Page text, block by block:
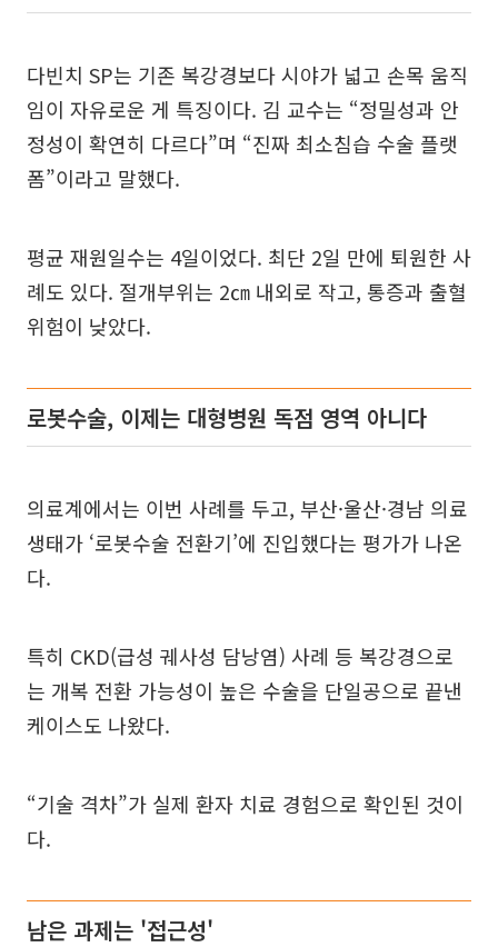
다빈치 SP는 기존 복강경보다 시야가 넓고 손목 움직
임이 자유로운 게 특징이다. 김 교수는 “정밀성과 안
정성이 확연히 다르다”며 “진짜 최소침습 수술 플랫
폼”이라고 말했다.
평균 재원일수는 4일이었다. 최단 2일 만에 퇴원한 사
례도 있다. 절개부위는 2㎝ 내외로 작고, 통증과 출혈
위험이 낮았다.
로봇수술, 이제는 대형병원 독점 영역 아니다
의료계에서는 이번 사례를 두고, 부산·울산·경남 의료
생태가 ‘로봇수술 전환기’에 진입했다는 평가가 나온
다.
특히 CKD(급성 궤사성 담낭염) 사례 등 복강경으로
는 개복 전환 가능성이 높은 수술을 단일공으로 끝낸
케이스도 나왔다.
“기술 격차”가 실제 환자 치료 경험으로 확인된 것이
다.
남은 과제는 '접근성'